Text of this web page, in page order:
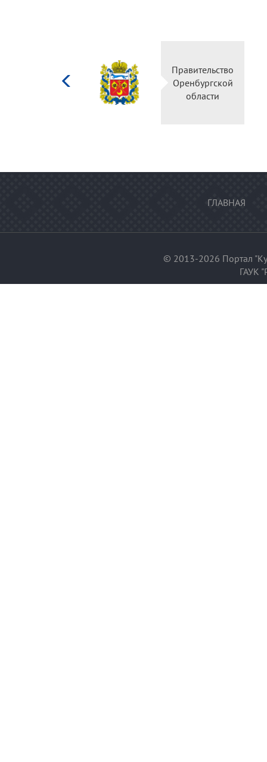
Правительство
Оренбургской
области
ГЛАВНАЯ
© 2013-2026 Портал
ГАУК